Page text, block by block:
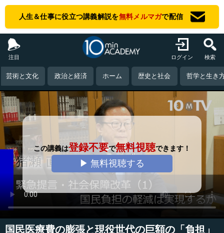
人生＆仕事に役立つ講義解説を無料メルマガで配信
注目 ログイン 検索
芸術と文化 政治と経済 ホーム 歴史と社会 哲学と生き
この講義は登録不要で無料視聴できます！
▶ 無料視聴する
国民医療費の膨張と現役世代の巨額の「負担」